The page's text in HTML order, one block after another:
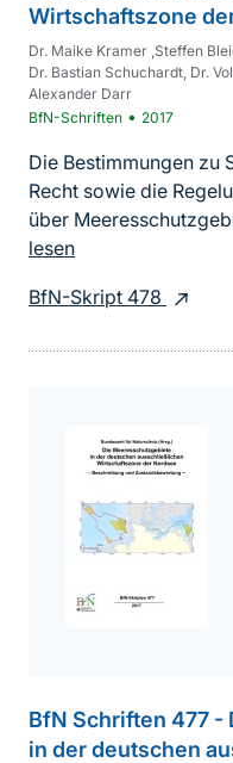
Wirtschaftszone
Dr. Maike Kramer ,Steffen
Dr. Bastian Schuchardt, Dr.
Alexander Darr
BfN-Schriften • 2017
Die Bestimmungen zu
Recht sowie die
über
lesen
BfN-Skript 478
BfN Schriften 477
in der deutschen